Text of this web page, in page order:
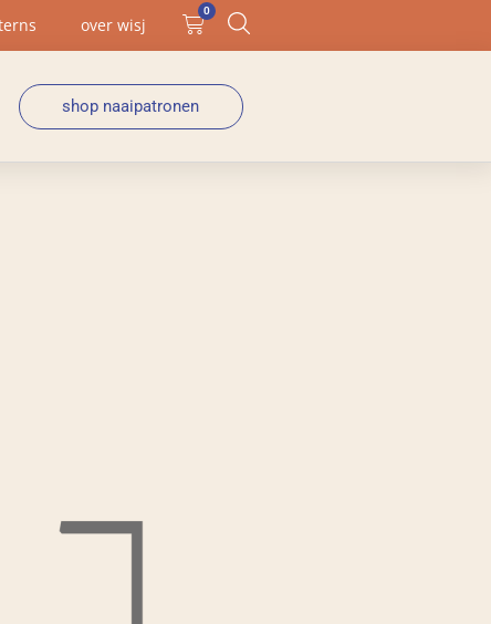
over wisj
0
shop naaipatronen